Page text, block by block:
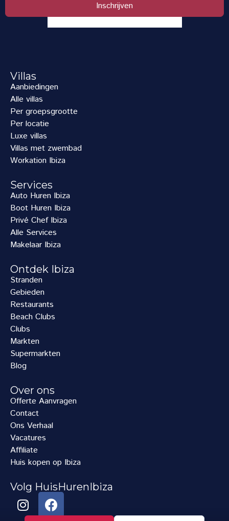
Inschrijven
Villas
Aanbiedingen
Alle villas
Per groepsgrootte
Per locatie
Luxe villas
Villas met zwembad
Workation Ibiza
Services
Auto Huren Ibiza
Boot Huren Ibiza
Privé Chef Ibiza
Alle Services
Makelaar Ibiza
Ontdek Ibiza
Stranden
Gebieden
Restaurants
Beach Clubs
Clubs
Markten
Supermarkten
Blog
Over ons
Offerte Aanvragen
Contact
Ons Verhaal
Vacatures
Affiliate
Huis kopen op Ibiza
Volg HuisHurenIbiza